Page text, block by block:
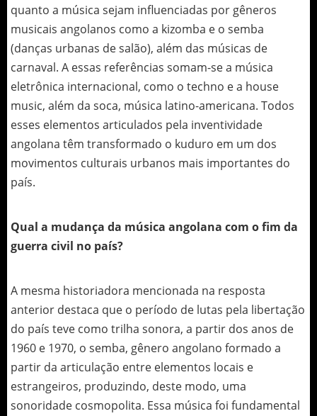
quanto a música sejam influenciadas por gêneros
musicais angolanos como a kizomba e o semba
(danças urbanas de salão), além das músicas de
carnaval. A essas referências somam-se a música
eletrônica internacional, como o techno e a house
music, além da soca, música latino-americana. Todos
esses elementos articulados pela inventividade
angolana têm transformado o kuduro em um dos
movimentos culturais urbanos mais importantes do
país.
Qual a mudança da música angolana com o fim da
guerra civil no país?
A mesma historiadora mencionada na resposta
anterior destaca que o período de lutas pela libertação
do país teve como trilha sonora, a partir dos anos de
1960 e 1970, o semba, gênero angolano formado a
partir da articulação entre elementos locais e
estrangeiros, produzindo, deste modo, uma
sonoridade cosmopolita. Essa música foi fundamental